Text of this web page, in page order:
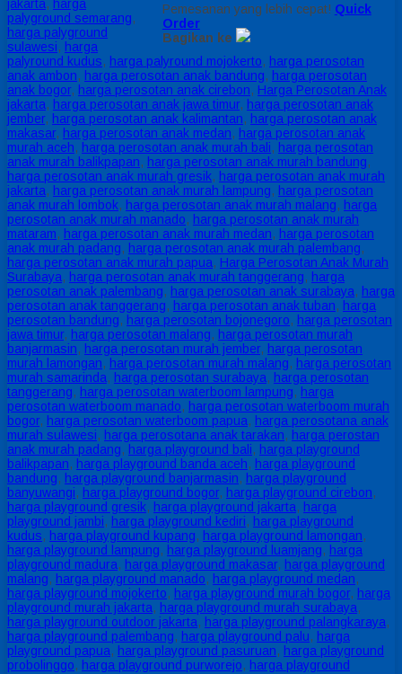
Pemesanan yang lebih cepat! Quick
Order
Bagikan ke
jakarta, harga
palyground semarang,
harga palyground
sulawesi, harga
palyround kudus, harga palyround mojokerto, harga perosotan
anak ambon, harga perosotan anak bandung, harga perosotan
anak bogor, harga perosotan anak cirebon, Harga Perosotan Anak
jakarta, harga perosotan anak jawa timur, harga perosotan anak
jember, harga perosotan anak kalimantan, harga perosotan anak
makasar, harga perosotan anak medan, harga perosotan anak
murah aceh, harga perosotan anak murah bali, harga perosotan
anak murah balikpapan, harga perosotan anak murah bandung,
harga perosotan anak murah gresik, harga perosotan anak murah
jakarta, harga perosotan anak murah lampung, harga perosotan
anak murah lombok, harga perosotan anak murah malang, harga
perosotan anak murah manado, harga perosotan anak murah
mataram, harga perosotan anak murah medan, harga perosotan
anak murah padang, harga perosotan anak murah palembang,
harga perosotan anak murah papua, Harga Perosotan Anak Murah
Surabaya, harga perosotan anak murah tanggerang, harga
perosotan anak palembang, harga perosotan anak surabaya, harga
perosotan anak tanggerang, harga perosotan anak tuban, harga
perosotan bandung, harga perosotan bojonegoro, harga perosotan
jawa timur, harga perosotan malang, harga perosotan murah
banjarmasin, harga perosotan murah jember, harga perosotan
murah lamongan, harga perosotan murah malang, harga perosotan
murah samarinda, harga perosotan surabaya, harga perosotan
tanggerang, harga perosotan waterboom lampung, harga
perosotan waterboom manado, harga perosotan waterboom murah
bogor, harga perosotan waterboom papua, harga perosotana anak
murah sulawesi, harga perosotana anak tarakan, harga perostan
anak murah padang, harga playground bali, harga playground
balikpapan, harga playground banda aceh, harga playground
bandung, harga playground banjarmasin, harga playground
banyuwangi, harga playground bogor, harga playground cirebon,
harga playground gresik, harga playground jakarta, harga
playground jambi, harga playground kediri, harga playground
kudus, harga playground kupang, harga playground lamongan,
harga playground lampung, harga playground luamjang, harga
playground madura, harga playground makasar, harga playground
malang, harga playground manado, harga playground medan,
harga playground mojokerto, harga playground murah bogor, harga
playground murah jakarta, harga playground murah surabaya,
harga playground outdoor jakarta, harga playground palangkaraya,
harga playground palembang, harga playground palu, harga
playground papua, harga playground pasuruan, harga playground
probolinggo, harga playground purworejo, harga playground